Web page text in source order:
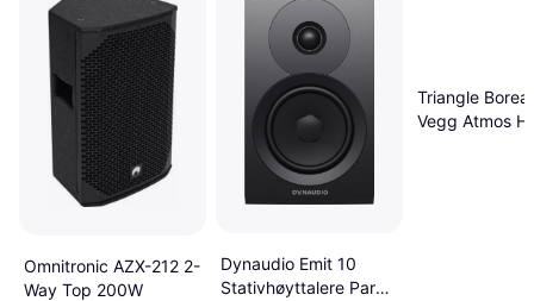
Omnitronic AZX-212 2-
Way Top 200W
Dynaudio Emit 10
Stativhøyttalere Par
Triangle Borea
Vegg Atmos